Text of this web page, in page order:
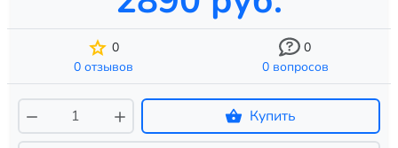
0
0 отзывов
0
0 вопросов
Купить